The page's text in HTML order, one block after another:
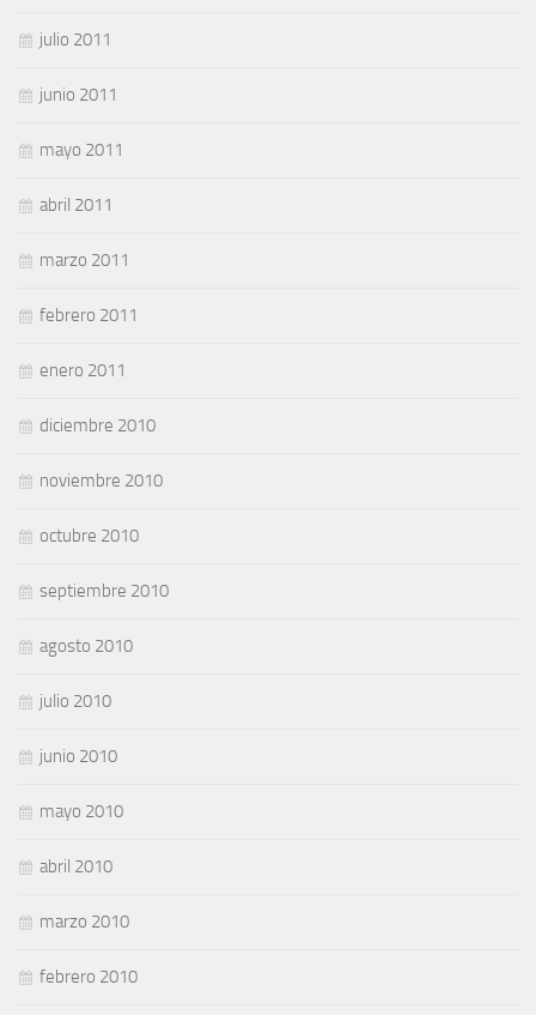
julio 2011
junio 2011
mayo 2011
abril 2011
marzo 2011
febrero 2011
enero 2011
diciembre 2010
noviembre 2010
octubre 2010
septiembre 2010
agosto 2010
julio 2010
junio 2010
mayo 2010
abril 2010
marzo 2010
febrero 2010